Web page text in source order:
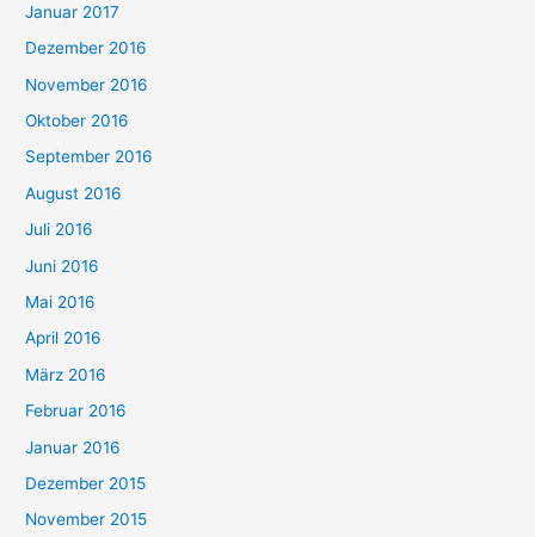
Januar 2017
Dezember 2016
November 2016
Oktober 2016
September 2016
August 2016
Juli 2016
Juni 2016
Mai 2016
April 2016
März 2016
Februar 2016
Januar 2016
Dezember 2015
November 2015